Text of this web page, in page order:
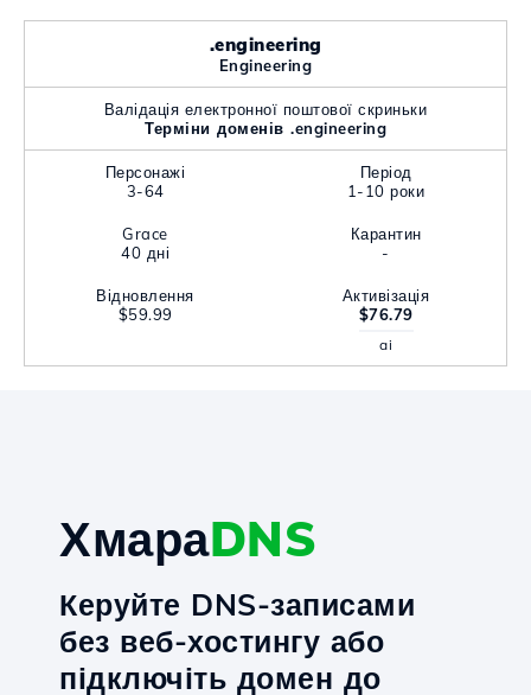
.engineering
Engineering
Валідація електронної поштової скриньки
Терміни доменів .engineering
Персонажі
3-64
Період
1-10 роки
Grace
40 дні
Карантин
-
Відновлення
$59.99
Активізація
$76.79
ai
ХмараDNS
Керуйте DNS-записами
без веб-хостингу або
підключіть домен до